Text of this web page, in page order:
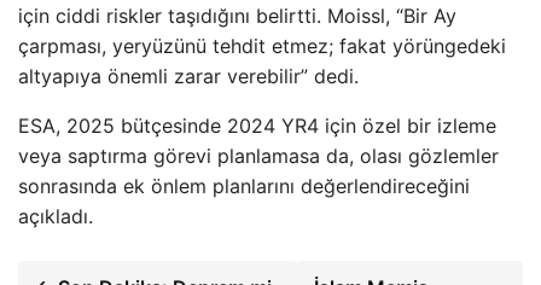
için ciddi riskler taşıdığını belirtti. Moissl, “Bir Ay
çarpması, yeryüzünü tehdit etmez; fakat yörüngedeki
altyapıya önemli zarar verebilir” dedi.
ESA, 2025 bütçesinde 2024 YR4 için özel bir izleme
veya saptırma görevi planlamasa da, olası gözlemler
sonrasında ek önlem planlarını değerlendireceğini
açıkladı.